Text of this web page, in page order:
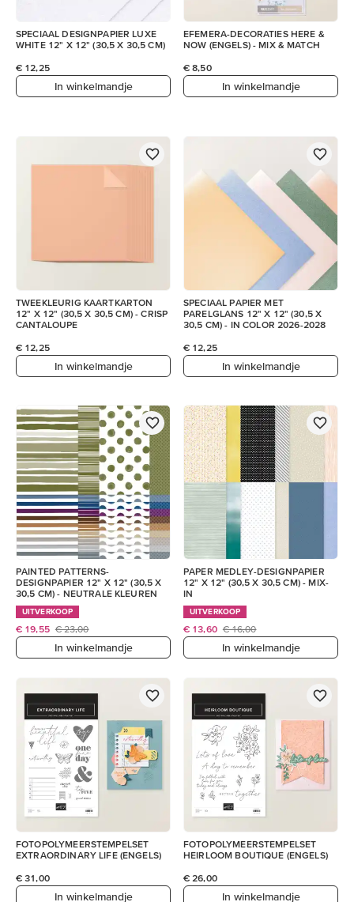
SPECIAAL DESIGNPAPIER LUXE
WHITE 12" X 12" (30,5 X 30,5 CM)
€ 12,25
In winkelmandje
EFEMERA-DECORATIES HERE &
NOW (ENGELS) - MIX & MATCH
€ 8,50
In winkelmandje
TWEEKLEURIG KAARTKARTON
12" X 12" (30,5 X 30,5 CM) - CRISP
CANTALOUPE
€ 12,25
In winkelmandje
SPECIAAL PAPIER MET
PARELGLANS 12" X 12" (30,5 X
30,5 CM) - IN COLOR 2026-2028
€ 12,25
In winkelmandje
PAINTED PATTERNS-
DESIGNPAPIER 12" X 12" (30,5 X
30,5 CM) - NEUTRALE KLEUREN
UITVERKOOP
€ 19,55 € 23,00
In winkelmandje
PAPER MEDLEY-DESIGNPAPIER
12" X 12" (30,5 X 30,5 CM) - MIX-
IN
UITVERKOOP
€ 13,60 € 16,00
In winkelmandje
FOTOPOLYMEERSTEMPELSET
EXTRAORDINARY LIFE (ENGELS)
€ 31,00
In winkelmandje
FOTOPOLYMEERSTEMPELSET
HEIRLOOM BOUTIQUE (ENGELS)
€ 26,00
In winkelmandje